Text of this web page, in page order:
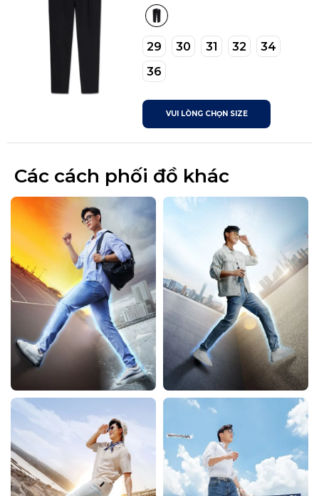
29 30 31 32
34
36
VUI LÒNG CHỌN SIZE
Các cách phối đồ khác